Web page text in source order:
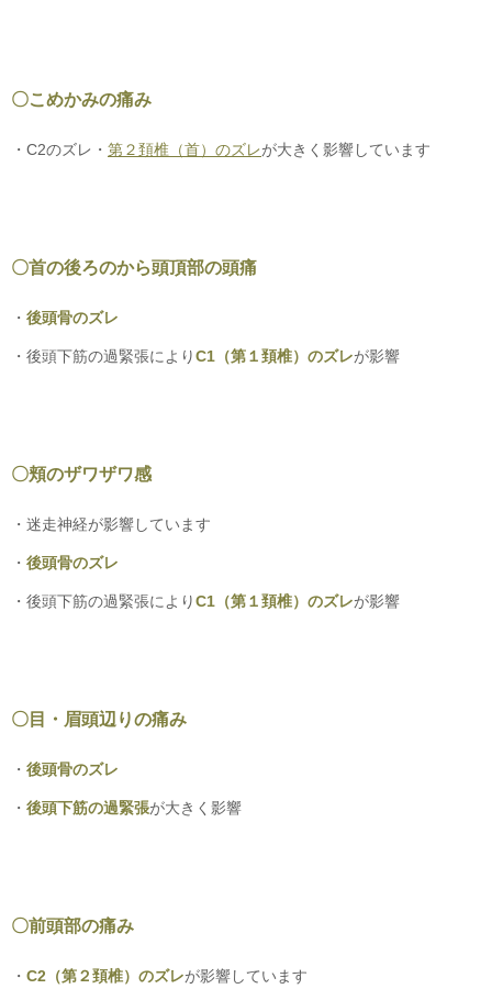
〇こめかみの痛み
・C2のズレ・ 第２頚椎（首）のズレが大きく影響しています
〇首の後ろのから頭頂部の頭痛
・ 後頭骨のズレ
・後頭下筋の過緊張によりC1（第１頚椎）のズレが影響
〇頬のザワザワ感
・迷走神経が影響しています
・ 後頭骨のズレ
・後頭下筋の過緊張によりC1（第１頚椎）のズレが影響
〇目・眉頭辺りの痛み
・ 後頭骨のズレ
・ 後頭下筋の過緊張が大きく影響
〇前頭部の痛み
・ C2（第２頚椎）のズレが影響しています